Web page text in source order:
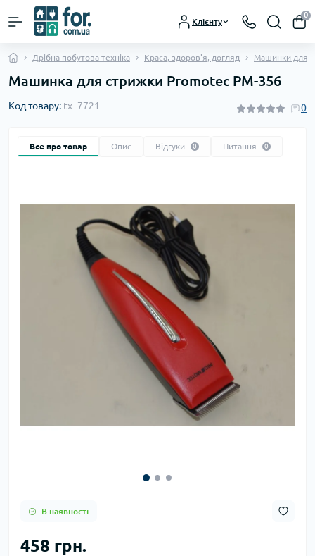
Клієнту
0
Дрібна побутова техніка Краса, здоров'я, догляд Машинки для
Машинка для стрижки Promotec PM-356
Код товару: tx_7721 0
Все про товар Опис Відгуки 0 Питання 0
В наявності
458 грн.